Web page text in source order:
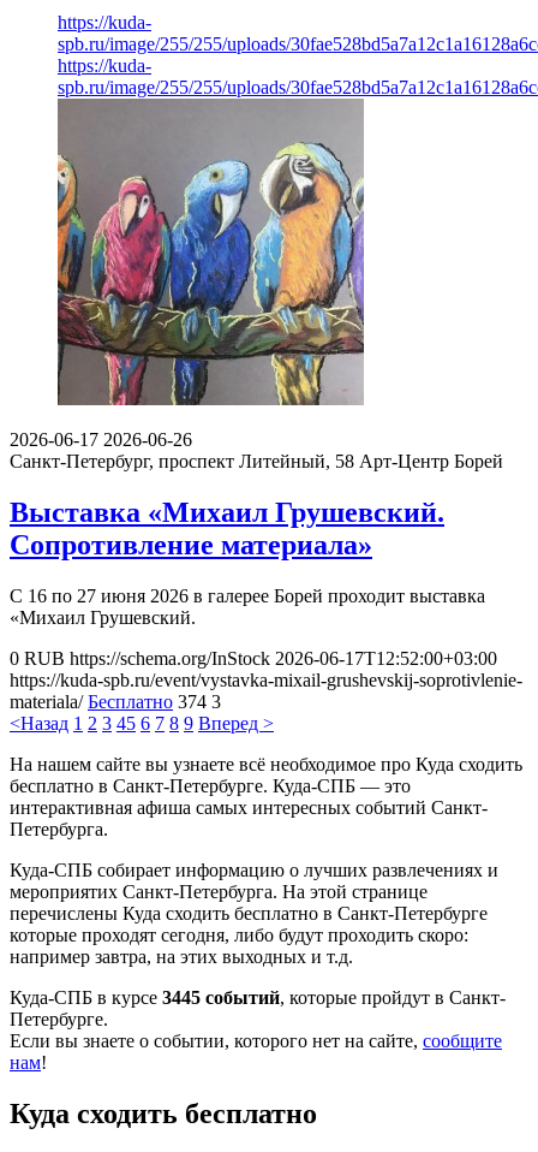
https://kuda-
spb.ru/image/255/255/uploads/
https://kuda-
spb.ru/image/255/255/uploads/
2026-06-17 2026-06-26
Санкт-Петербург, проспект Литейный, 58 Арт-Центр Борей
Выставка «Михаил Грушевский.
Сопротивление материала»
С 16 по 27 июня 2026 в галерее Борей проходит выставка
«Михаил Грушевский.
0 RUB https://schema.org/InStock 2026-06-17T12:52:00+03:00
https://kuda-spb.ru/event/vystavka-mixail-grushevskij-soprotivlenie-
materiala/ Бесплатно 374 3
<Назад 1 2 3 45 6 7 8 9 Вперед >
На нашем сайте вы узнаете всё необходимое про Куда сходить
бесплатно в Санкт-Петербурге. Куда-СПБ — это
интерактивная афиша самых интересных событий Санкт-
Петербурга.
Куда-СПБ собирает информацию о лучших развлечениях и
мероприятих Санкт-Петербурга. На этой странице
перечислены Куда сходить бесплатно в Санкт-Петербурге
которые проходят сегодня, либо будут проходить скоро:
например завтра, на этих выходных и т.д.
Куда-СПБ в курсе 3445 событий, которые пройдут в Санкт-
Петербурге.
Если вы знаете о событии, которого нет на сайте, сообщите
нам!
Куда сходить бесплатно